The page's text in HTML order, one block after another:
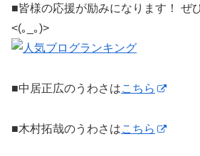
■皆様の応援が励みになります！ ぜ
<(｡_｡)>
■中居正広のうわさはこちら
■木村拓哉のうわさはこちら